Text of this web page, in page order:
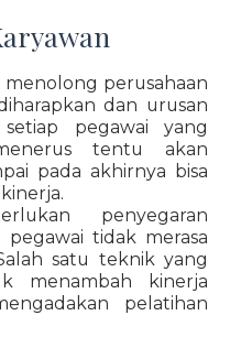
perusahaan
dan urusan
pegawai yang
tentu akan
pada akhirnya bisa
penyegaran
tidak merasa
satu teknik yang
menambah kinerja
pelatihan